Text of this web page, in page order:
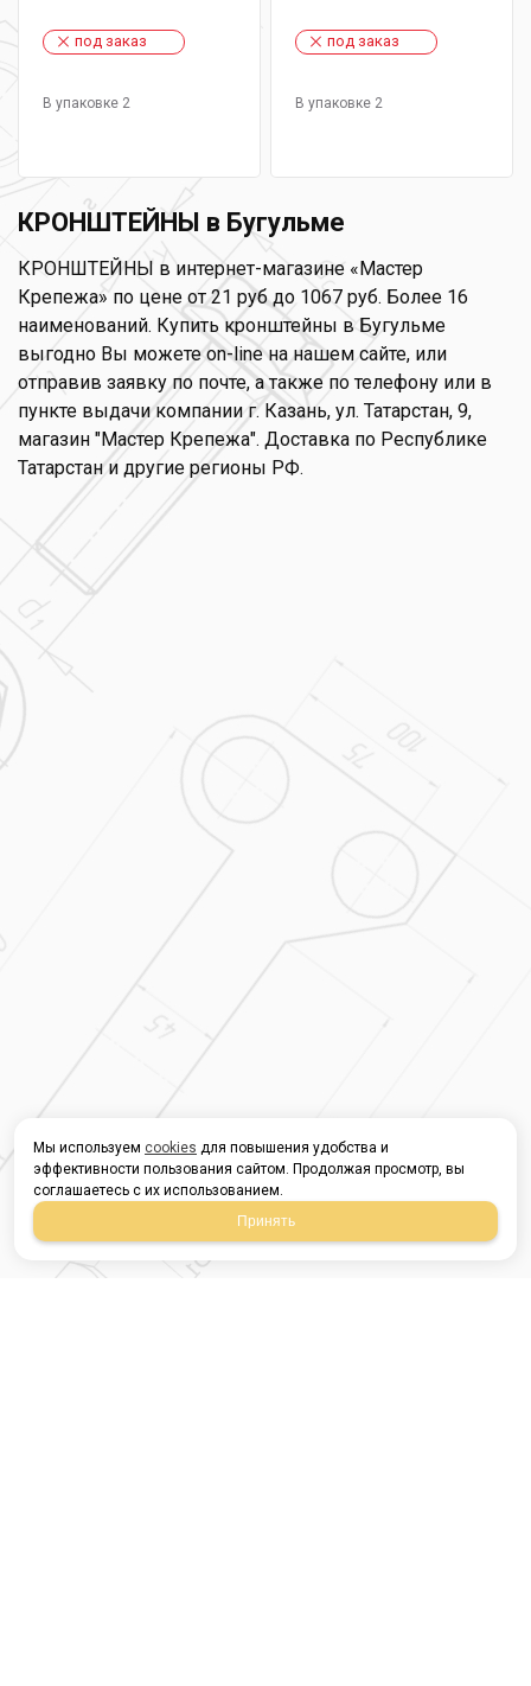
под заказ
В упаковке 2
под заказ
В упаковке 2
КРОНШТЕЙНЫ в Бугульме
КРОНШТЕЙНЫ в интернет-магазине «Мастер
Крепежа» по цене от 21 руб до 1067 руб. Более 16
наименований. Купить кронштейны в Бугульме
выгодно Вы можете on-line на нашем сайте, или
отправив заявку по почте, а также по телефону или в
пункте выдачи компании г. Казань, ул. Татарстан, 9,
магазин "Мастер Крепежа". Доставка по Республике
Татарстан и другие регионы РФ.
Мы используем cookies для повышения удобства и
эффективности пользования сайтом. Продолжая просмотр, вы
соглашаетесь с их использованием.
Принять